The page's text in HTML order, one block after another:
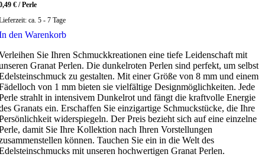
€ /Perle
ca. 5 - 7 Tage
den Warenkorb
Sie Ihren Schmuckkreationen eine tiefe Leidenschaft mit
Granat Perlen. Die dunkelroten Perlen sind perfekt, um selbst
zu gestalten. Mit einer Größe von 8 mm und einem
von 1 mm bieten sie vielfältige Designmöglichkeiten. Jede
strahlt in intensivem Dunkelrot und fängt die kraftvolle Energie
Granats ein. Erschaffen Sie einzigartige Schmuckstücke, die Ihre
widerspiegeln. Der Preis bezieht sich auf eine einzelne
damit Sie Ihre Kollektion nach Ihren Vorstellungen
können. Tauchen Sie ein in die Welt des
mit unseren hochwertigen Granat Perlen.